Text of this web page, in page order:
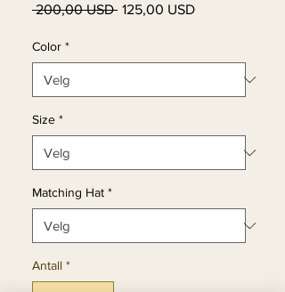
200,00 USD Vanlig
125,00 USDSalgspris
Color *
Size *
Matching Hat *
Antall *